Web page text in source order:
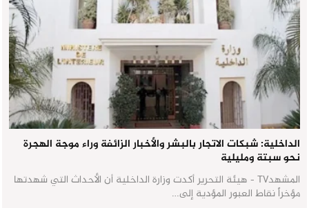
الداخلية: شبكات الاتجار بالبشر والأخبار الزائفة وراء موجة الهجرة
نحو سبتة ومليلية
المشهدTV - هيئة التحرير أكدت وزارة الداخلية أن الأحداث التي شهدتها
مؤخراً نقاط العبور المؤدية إلى…